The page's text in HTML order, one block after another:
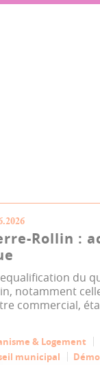
Rollin :
du
notamment
commercial,
& Logement
municipal